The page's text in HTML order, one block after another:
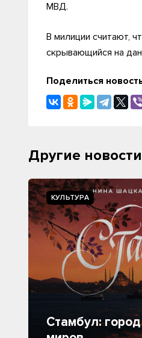
МВД.
В милиции считают,
скрывающийся на
Поделиться
Другие новости
КУЛЬТУРА
Стамбул: